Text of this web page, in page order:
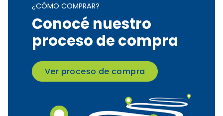
¿CÓMO COMPRAR?
Conocé nuestro
proceso de compra
Ver proceso de compra